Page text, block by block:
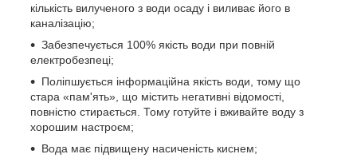
кількість вилученого з води осаду і виливає його в
каналізацію;
Забезпечується 100% якість води при повній
електробезпеці;
Поліпшується інформаційна якість води, тому що
стара «пам'ять», що містить негативні відомості,
повністю стирається. Тому готуйте і вживайте воду з
хорошим настроєм;
Вода має підвищену насиченість киснем;